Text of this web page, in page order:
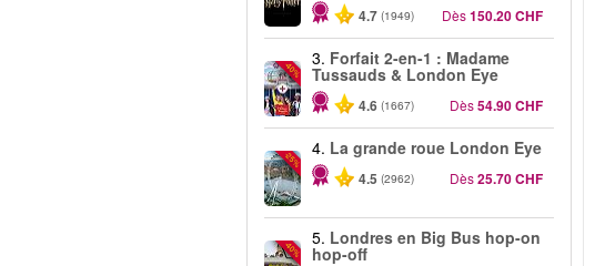
4.7 (1949) Dès150.20 CHF
-40%
3. Forfait 2-en-1 : Madame
Tussauds & London Eye
4.6 (1667) Dès54.90 CHF
-25%
4. La grande roue London Eye
4.5 (2962) Dès25.70 CHF
-40%
5. Londres en Big Bus hop-on
hop-off